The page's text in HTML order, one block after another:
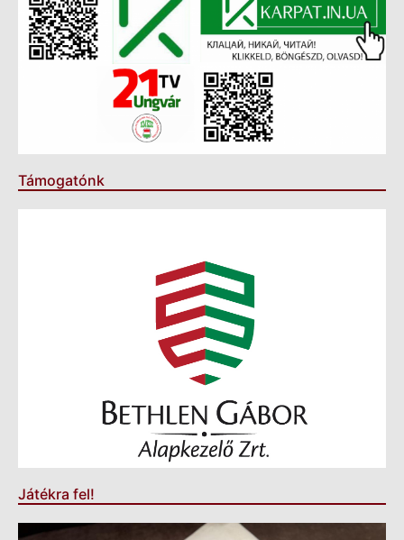
Támogatónk
Játékra fel!